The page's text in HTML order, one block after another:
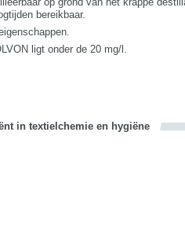
bereikbaar.
ligt onder de 20 mg/l.
in textielchemie en hygiëne